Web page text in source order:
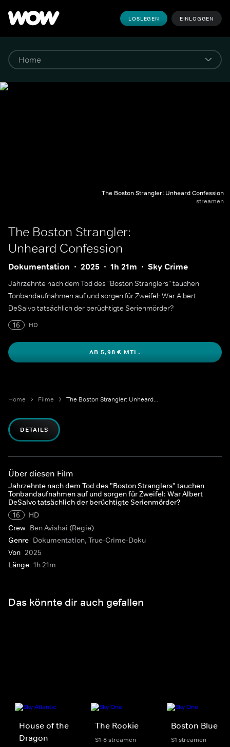
LOSLEGEN EINLOGGEN
The Boston Strangler: Unheard Confession
streamen
The Boston Strangler:
Unheard Confession
Dokumentation 2025 1h 21m Sky Crime
Jahrzehnte nach dem Tod des "Boston Stranglers" tauchen
Tonbandaufnahmen auf und sorgen für Zweifel: War Albert
DeSalvo tatsächlich der berüchtigte Serienmörder?
16
HD
AB 5,98 € MTL.
Home Filme The Boston Strangler: Unheard Confession
DETAILS
Über diesen Film
Jahrzehnte nach dem Tod des "Boston Stranglers" tauchen
Tonbandaufnahmen auf und sorgen für Zweifel: War Albert
DeSalvo tatsächlich der berüchtigte Serienmörder?
16
HD
Crew Ben Avishai (Regie)
Genre Dokumentation, True-Crime-Doku
Von 2025
Länge 1h 21m
Das könnte dir auch gefallen
House of the
Dragon
The Rookie
S1-8 streamen
Boston Blue
S1 streamen